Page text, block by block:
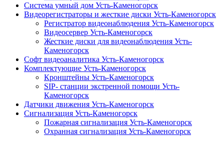
Система умный дом Усть-Каменогорск
Видеорегистраторы и жесткие диски Усть-Каменогорск
Регистратор видеонаблюдения Усть-Каменогорск
Видеосервер Усть-Каменогорск
Жесткие диски для видеонаблюдения Усть-
Каменогорск
Софт видеоаналитика Усть-Каменогорск
Комплектующие Усть-Каменогорск
Кронштейны Усть-Каменогорск
SIP- станции экстренной помощи Усть-
Каменогорск
Датчики движения Усть-Каменогорск
Сигнализация Усть-Каменогорск
Пожарная сигнализация Усть-Каменогорск
Охранная сигнализация Усть-Каменогорск